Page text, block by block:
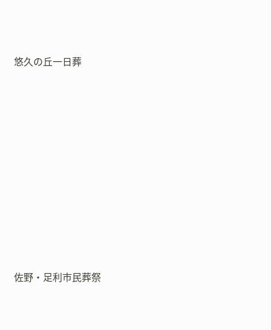
悠久の丘一日葬
佐野・足利市民葬祭